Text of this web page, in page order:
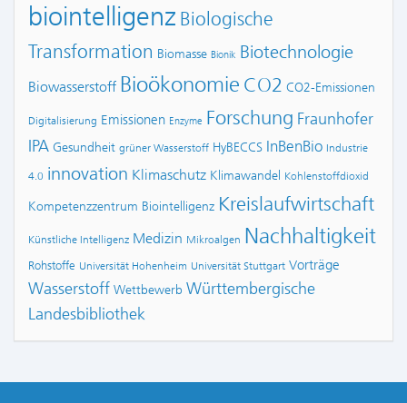
biointelligenz Biologische
Transformation Biomasse Bionik Biotechnologie
Biowasserstoff Bioökonomie CO2 CO2-Emissionen
Digitalisierung Emissionen Enzyme Forschung Fraunhofer
IPA Gesundheit grüner Wasserstoff HyBECCS InBenBio Industrie
4.0 innovation Klimaschutz Klimawandel Kohlenstoffdioxid
Kompetenzzentrum Biointelligenz Kreislaufwirtschaft
Künstliche Intelligenz Medizin Mikroalgen Nachhaltigkeit
Rohstoffe Universität Hohenheim Universität Stuttgart Vorträge
Wasserstoff Wettbewerb Württembergische
Landesbibliothek